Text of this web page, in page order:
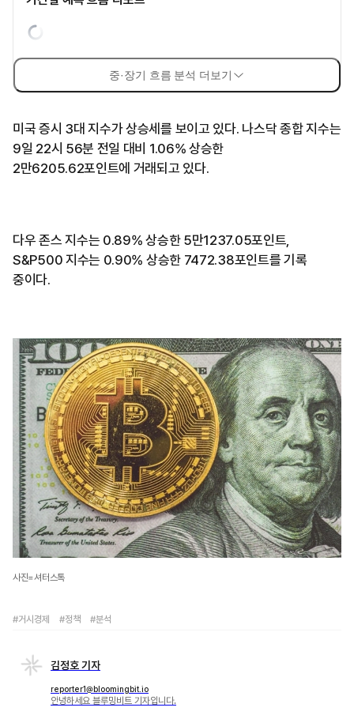
중·장기 흐름 분석 더보기
미국 증시 3대 지수가 상승세를 보이고 있다. 나스닥 종합 지수는
9일 22시 56분 전일 대비 1.06% 상승한
2만6205.62포인트에 거래되고 있다.
다우 존스 지수는 0.89% 상승한 5만1237.05포인트,
S&P500 지수는 0.90% 상승한 7472.38포인트를 기록
중이다.
사진=셔터스톡
#거시경제 #정책 #분석
김정호 기자
reporter1@bloomingbit.io
안녕하세요 블루밍비트 기자입니다.